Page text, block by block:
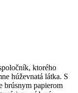
ktorého
húževnatá látka. S
brúsnym papierom